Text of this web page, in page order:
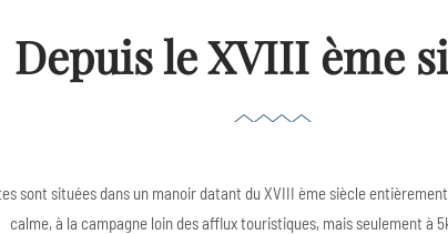
Depuis le XVIII ème
sont situées dans un manoir datant du XVIII ème siècle
calme, à la campagne loin des afflux touristiques, mais seulement à